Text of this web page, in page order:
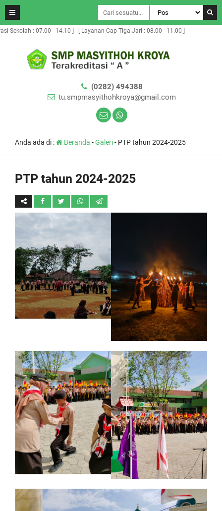
: 08.00 - 11.00 ]
(0282) 494388
tu.smpmasyithohkroya@gmail.com
Anda ada di : Beranda -Galeri- PTP tahun 2024-2025
PTP tahun 2024-2025